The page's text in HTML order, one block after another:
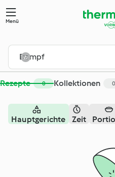
Menü
Rezepte 0 Kollektionen 0
Hauptgerichte
Zeit